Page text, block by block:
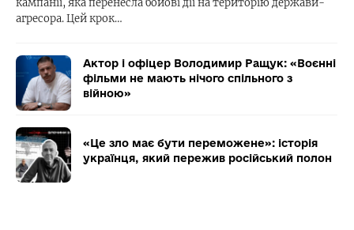
кампанії, яка перенесла бойові дії на територію держави-
агресора. Цей крок…
Актор і офіцер Володимир Ращук: «Воєнні
фільми не мають нічого спільного з
війною»
«Це зло має бути переможене»: історія
українця, який пережив російський полон